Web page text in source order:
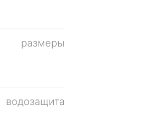
размеры
водозащита